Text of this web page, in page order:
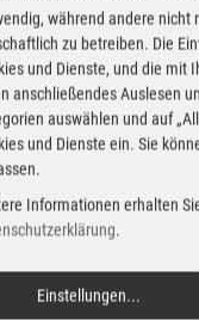
mit
wie
eröffnet. Es
weltweit
Geburtstag
gefeiert.
Im
während andere nicht
zu betreiben. Die
und Dienste, und die mit
anschließendes Auslesen
auswählen und auf
und Dienste ein. Sie
Informationen erhalten
.
Einstellungen...